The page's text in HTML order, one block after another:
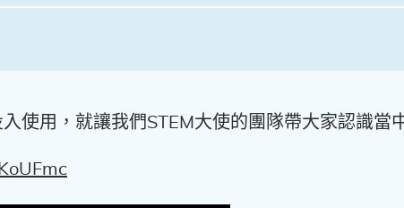
使用，就讓我們STEM大使的團隊帶大家認識當